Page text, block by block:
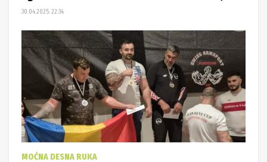
30.04.2025. 22:34
MOĆNA DESNA RUKA